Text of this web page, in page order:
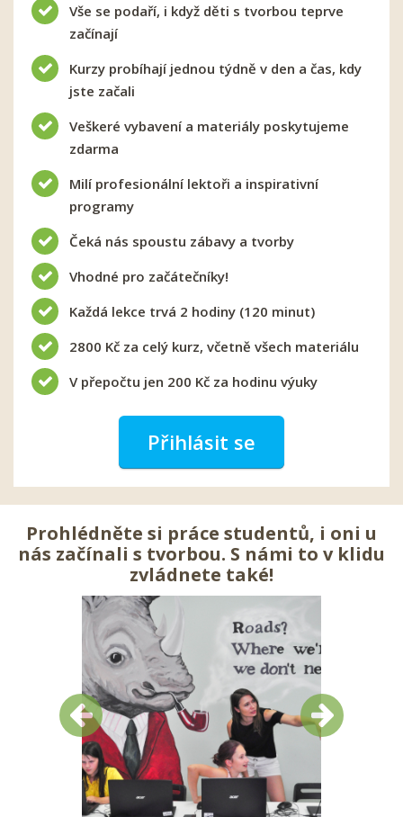
Vše se podaří, i když děti s tvorbou teprve
začínají
Kurzy probíhají jednou týdně v den a čas, kdy
jste začali
Veškeré vybavení a materiály poskytujeme
zdarma
Milí profesionální lektoři a inspirativní
programy
Čeká nás spoustu zábavy a tvorby
Vhodné pro začátečníky!
Každá lekce trvá 2 hodiny (120 minut)
2800 Kč za celý kurz, včetně všech materiálu
V přepočtu jen 200 Kč za hodinu výuky
Přihlásit se
Prohlédněte si práce studentů, i oni u
nás začínali s tvorbou. S námi to v klidu
zvládnete také!
Předchozí Další